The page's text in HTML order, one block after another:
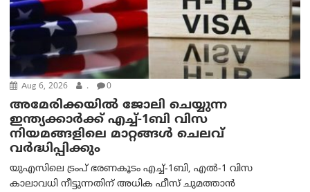
Aug 6, 2026 . 0
അമേരിക്കയില്‍ ജോലി ചെയ്യുന്ന
ഇന്ത്യക്കാർക്ക് എച്ച്-1ബി വിസ
നിയമങ്ങളിലെ മാറ്റങ്ങൾ ചെലവ്
വർദ്ധിപ്പിക്കും
യുഎസിലെ ട്രംപ് ഭരണകൂടം എച്ച്-1ബി, എൽ-1 വിസ
കാലാവധി നീട്ടുന്നതിന് അധിക ഫീസ് ചുമത്താൻ